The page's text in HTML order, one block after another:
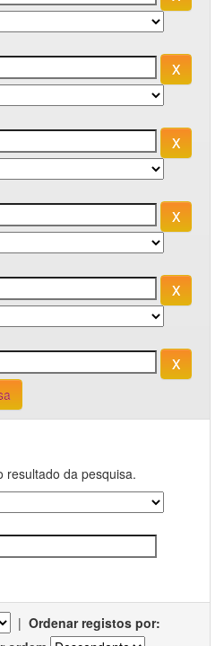
resultado da pesquisa.
| Ordenar registos por: